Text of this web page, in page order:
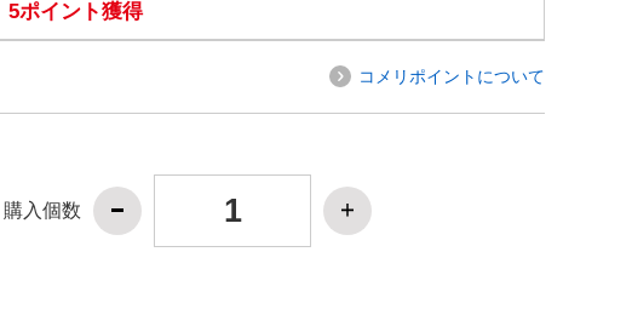
5ポイント獲得
コメリポイントについて
購入個数